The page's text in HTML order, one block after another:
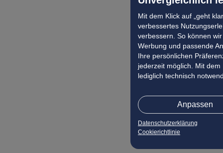
Mit dem Klick auf „geht
verbessertes
verbessern. So können
Werbung und passende
Ihre persönlichen
jederzeit möglich. Mit dem
lediglich technisch
Anpassen
Datenschutzerklärung
Cookierichtlinie